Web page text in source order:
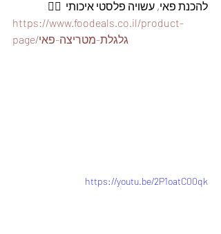
להכנת פאי, עשויה פלסטי איכותי  👇🏽
https://www.foodeals.co.il/product-
page/גלגלת-מטריצה-פאי
https://youtu.be/2P1oatC00qk